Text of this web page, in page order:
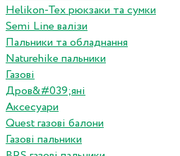
Helikon-Tex рюкзаки та сумки
Semi Line валізи
Пальники та обладнання
Naturehike пальники
Газові
Дров&#039;яні
Аксесуари
Quest газові балони
Газові пальники